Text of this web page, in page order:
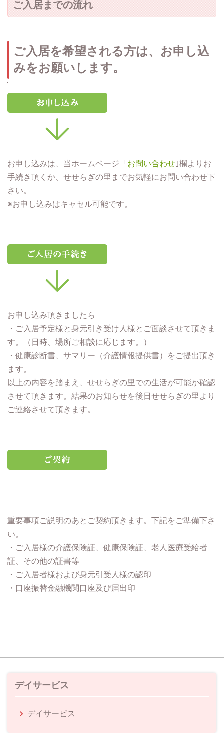
ご入居までの流れ
ご入居を希望される方は、お申し込
みをお願いします。
お申し込みは、当ホームページ「お問い合わせ ｣欄よりお
手続き頂くか、せせらぎの里までお気軽にお問い合わせ下
さい。
※お申し込みはキャセル可能です。
お申し込み頂きましたら
・ご入居予定様と身元引き受け人様とご面談させて頂きま
す。（日時、場所ご相談に応じます。）
・健康診断書、サマリー（介護情報提供書）をご提出頂き
ます。
以上の内容を踏まえ、せせらぎの里での生活が可能か確認
させて頂きます。結果のお知らせを後日せせらぎの里より
ご連絡させて頂きます。
重要事項ご説明のあとご契約頂きます。下記をご準備下さ
い。
・ご入居様の介護保険証、健康保険証、老人医療受給者
証、その他の証書等
・ご入居者様および身元引受人様の認印
・口座振替金融機関口座及び届出印
デイサービス
デイサービス